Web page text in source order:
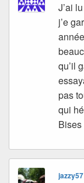
J’ai
j’e
qu’il
pas
qui
jazzy57